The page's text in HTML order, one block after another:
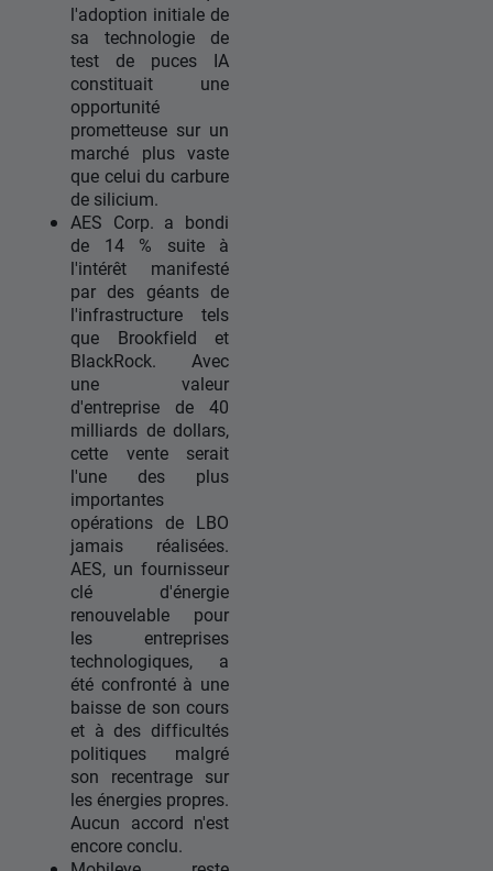
l'adoption initiale de
sa technologie de
test de puces IA
constituait une
opportunité
prometteuse sur un
marché plus vaste
que celui du carbure
de silicium.
AES Corp. a bondi
de 14 % suite à
l'intérêt manifesté
par des géants de
l'infrastructure tels
que Brookfield et
BlackRock. Avec
une valeur
d'entreprise de 40
milliards de dollars,
cette vente serait
l'une des plus
importantes
opérations de LBO
jamais réalisées.
AES, un fournisseur
clé d'énergie
renouvelable pour
les entreprises
technologiques, a
été confronté à une
baisse de son cours
et à des difficultés
politiques malgré
son recentrage sur
les énergies propres.
Aucun accord n'est
encore conclu.